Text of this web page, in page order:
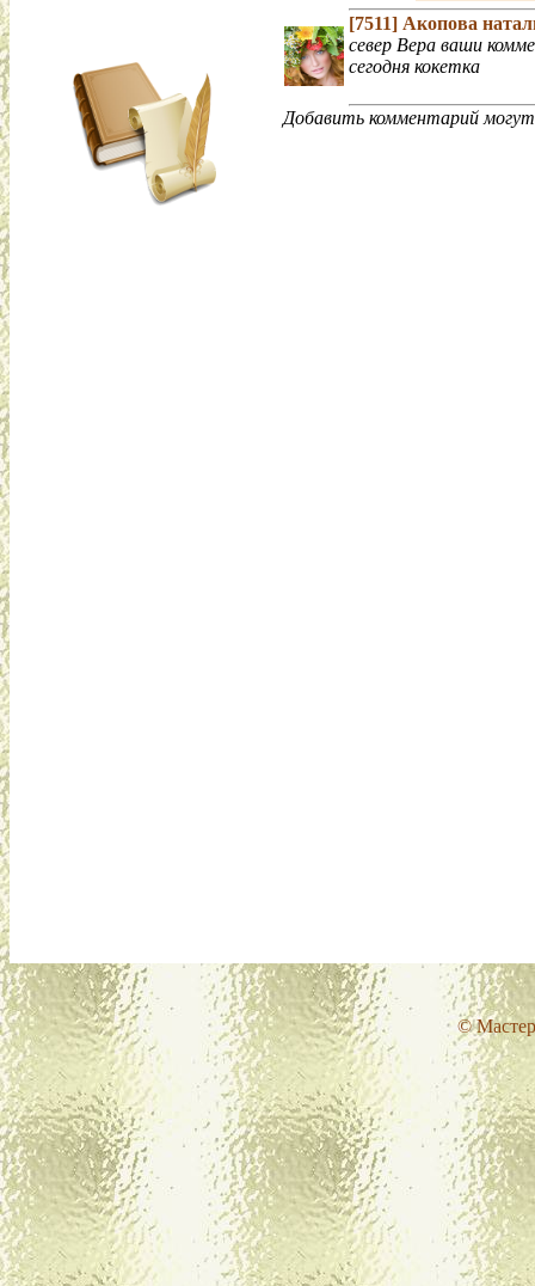
[7511] Акопова
север Вера ваши
сегодня кокетка
Добавить комментарий
©